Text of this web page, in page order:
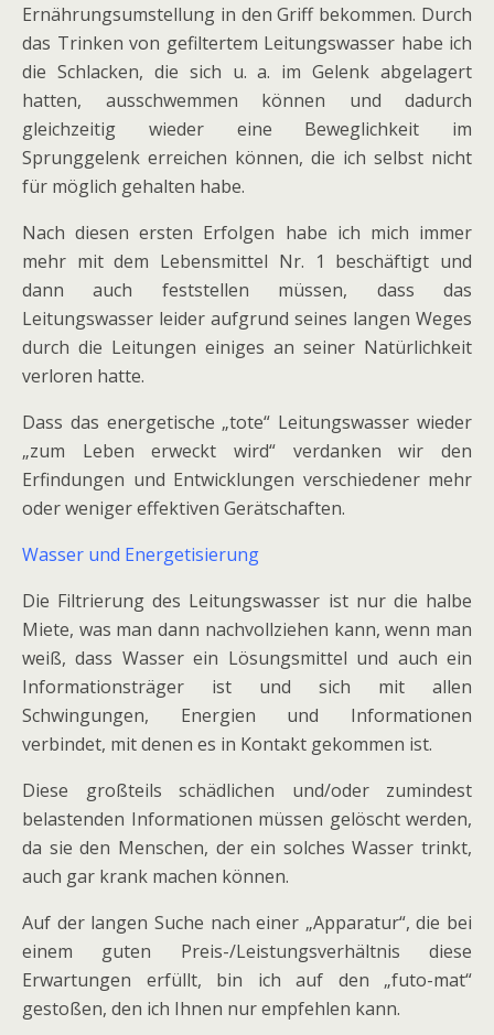
Ernährungsumstellung in den Griff bekommen. Durch
das Trinken von gefiltertem Leitungswasser habe ich
die Schlacken, die sich u. a. im Gelenk abgelagert
hatten, ausschwemmen können und dadurch
gleichzeitig wieder eine Beweglichkeit im
Sprunggelenk erreichen können, die ich selbst nicht
für möglich gehalten habe.
Nach diesen ersten Erfolgen habe ich mich immer
mehr mit dem Lebensmittel Nr. 1 beschäftigt und
dann auch feststellen müssen, dass das
Leitungswasser leider aufgrund seines langen Weges
durch die Leitungen einiges an seiner Natürlichkeit
verloren hatte.
Dass das energetische „tote“ Leitungswasser wieder
„zum Leben erweckt wird“ verdanken wir den
Erfindungen und Entwicklungen verschiedener mehr
oder weniger effektiven Gerätschaften.
Wasser und Energetisierung
Die Filtrierung des Leitungswasser ist nur die halbe
Miete, was man dann nachvollziehen kann, wenn man
weiß, dass Wasser ein Lösungsmittel und auch ein
Informationsträger ist und sich mit allen
Schwingungen, Energien und Informationen
verbindet, mit denen es in Kontakt gekommen ist.
Diese großteils schädlichen und/oder zumindest
belastenden Informationen müssen gelöscht werden,
da sie den Menschen, der ein solches Wasser trinkt,
auch gar krank machen können.
Auf der langen Suche nach einer „Apparatur“, die bei
einem guten Preis-/Leistungsverhältnis diese
Erwartungen erfüllt, bin ich auf den „futo-mat“
gestoßen, den ich Ihnen nur empfehlen kann.